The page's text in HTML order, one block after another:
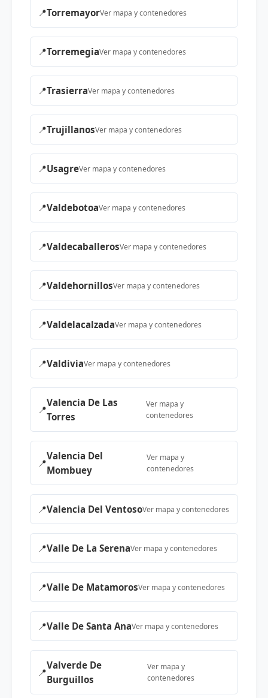
📍TorremayorVer mapa y contenedores
📍TorremegiaVer mapa y contenedores
📍TrasierraVer mapa y contenedores
📍TrujillanosVer mapa y contenedores
📍UsagreVer mapa y contenedores
📍ValdebotoaVer mapa y contenedores
📍ValdecaballerosVer mapa y contenedores
📍ValdehornillosVer mapa y contenedores
📍ValdelacalzadaVer mapa y contenedores
📍ValdiviaVer mapa y contenedores
📍
Valencia De Las
Torres
Ver mapa y
contenedores
📍
Valencia Del
Mombuey
Ver mapa y
contenedores
📍Valencia Del VentosoVer mapa y contenedores
📍Valle De La SerenaVer mapa y contenedores
📍Valle De MatamorosVer mapa y contenedores
📍Valle De Santa AnaVer mapa y contenedores
📍
Valverde De
Burguillos
Ver mapa y
contenedores